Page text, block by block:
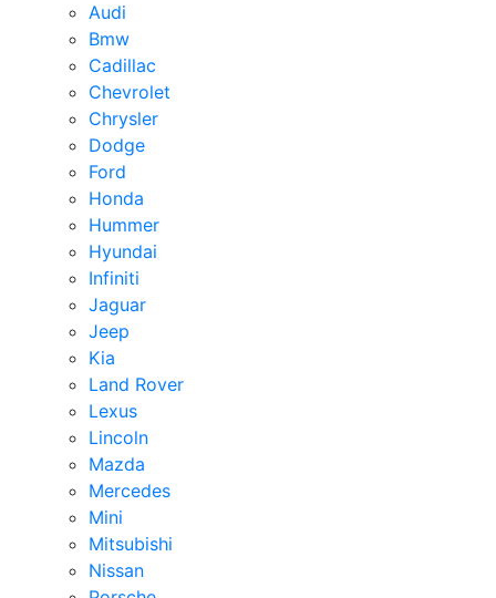
Audi
Bmw
Cadillac
Chevrolet
Chrysler
Dodge
Ford
Honda
Hummer
Hyundai
Infiniti
Jaguar
Jeep
Kia
Land Rover
Lexus
Lincoln
Mazda
Mercedes
Mini
Mitsubishi
Nissan